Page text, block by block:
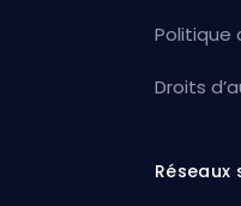
Politique
Droits
Réseaux